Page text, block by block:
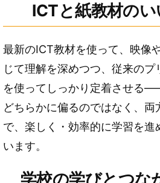
ICTと紙教材のい
最新のICT教材を使って、映像
じて理解を深めつつ、従来のプ
を使ってしっかり定着させる
どちらかに偏るのではなく、両
で、楽しく・効率的に学習を進
います。
学校の学びとつな